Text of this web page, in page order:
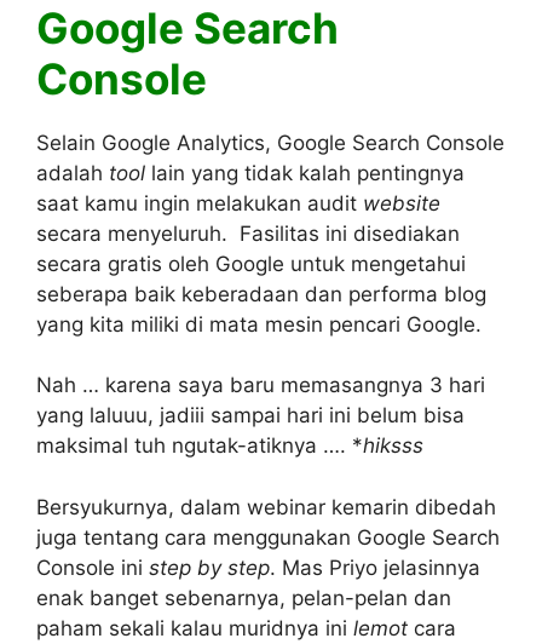
Google Search
Console
Selain Google Analytics, Google Search Console
adalah tool lain yang tidak kalah pentingnya
saat kamu ingin melakukan audit website
secara menyeluruh. Fasilitas ini disediakan
secara gratis oleh Google untuk mengetahui
seberapa baik keberadaan dan performa blog
yang kita miliki di mata mesin pencari Google.
Nah … karena saya baru memasangnya 3 hari
yang laluuu, jadiii sampai hari ini belum bisa
maksimal tuh ngutak-atiknya …. *hiksss
Bersyukurnya, dalam webinar kemarin dibedah
juga tentang cara menggunakan Google Search
Console ini step by step. Mas Priyo jelasinnya
enak banget sebenarnya, pelan-pelan dan
paham sekali kalau muridnya ini lemot cara